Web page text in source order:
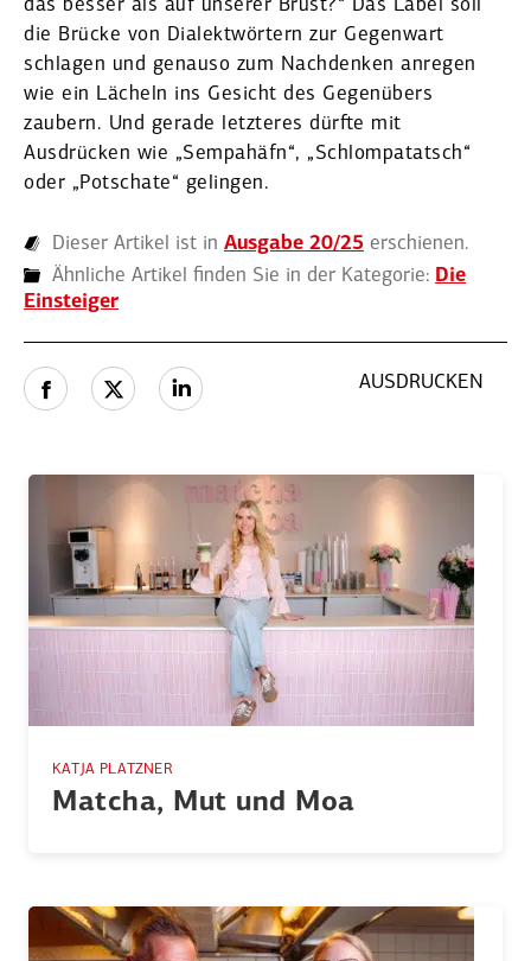
das besser als auf unserer Brust?“ Das Label soll
die Brücke von Dialekt­wörtern zur Gegenwart
schlagen und genauso zum Nachdenken anregen
wie ein Lächeln ins Gesicht des Gegen­übers
zaubern. Und gerade letzteres dürfte mit
Ausdrücken wie „Sempahäfn“, „Schlom­pa­tatsch“
oder „Potschate“ gelingen.
Dieser Artikel ist in Ausgabe 20/25 erschienen.
Ähnliche Artikel finden Sie in der Kategorie: Die
Einsteiger
AUSDRUCKEN
KATJA PLATZNER
Matcha, Mut und Moa